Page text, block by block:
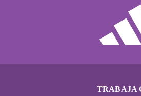
TRABAJA